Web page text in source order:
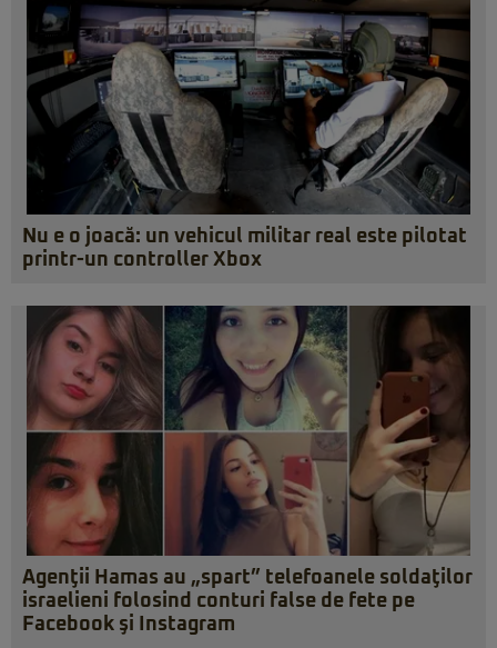
Nu e o joacă: un vehicul militar real este pilotat
printr-un controller Xbox
Agenţii Hamas au „spart” telefoanele soldaţilor
israelieni folosind conturi false de fete pe
Facebook şi Instagram